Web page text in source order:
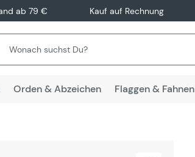
ab 79 € Kauf auf Rechnung
Orden & Abzeichen Flaggen & Fahnen